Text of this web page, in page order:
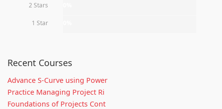
2 Stars
1 Star
Recent Courses
Advance S-Curve using Power
Practice Managing Project Ri
Foundations of Projects Cont